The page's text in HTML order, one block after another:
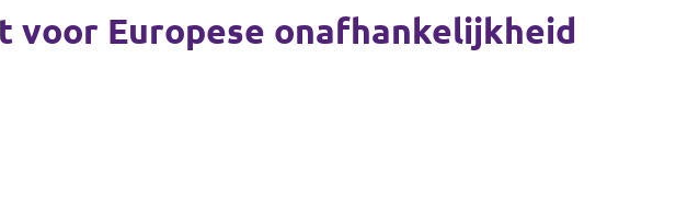
voor Europese onafhankelijkheid